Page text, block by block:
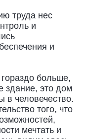
труда нес
и
и
больше,
здание, это дом
в человечество.
того, что
мечтать и